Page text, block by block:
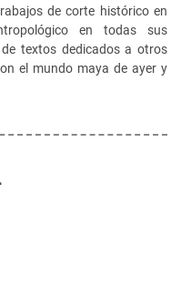
de corte histórico en
en todas sus
textos dedicados a otros
el mundo maya de ayer y